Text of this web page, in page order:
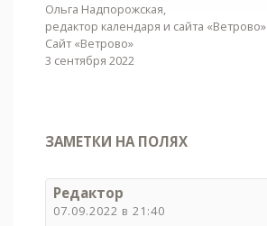
Ольга Надпорожская,
редактор календаря и сайта «Ветрово»
Сайт «Ветрово»
3 сентября 2022
ЗАМЕТКИ НА ПОЛЯХ
Редактор
07.09.2022 в 21:40